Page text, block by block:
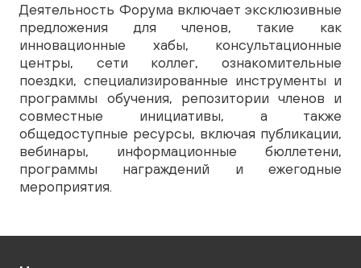
Деятельность Форума включает эксклюзивные
предложения для членов, такие как
инновационные хабы, консультационные
центры, сети коллег, ознакомительные
поездки, специализированные инструменты и
программы обучения, репозитории членов и
совместные инициативы, а также
общедоступные ресурсы, включая публикации,
вебинары, информационные бюллетени,
программы награждений и ежегодные
мероприятия.